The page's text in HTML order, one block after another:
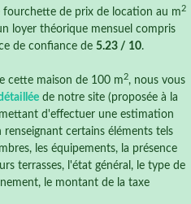
fourchette de prix de location au m 2
loyer théorique mensuel compris
de confiance de 5.23 / 10.
cette maison de 100 m 2, nous vous
de notre site (proposée à la
d'effectuer une estimation
certains éléments tels
les équipements, la présence
terrasses, l'état général, le type de
le montant de la taxe